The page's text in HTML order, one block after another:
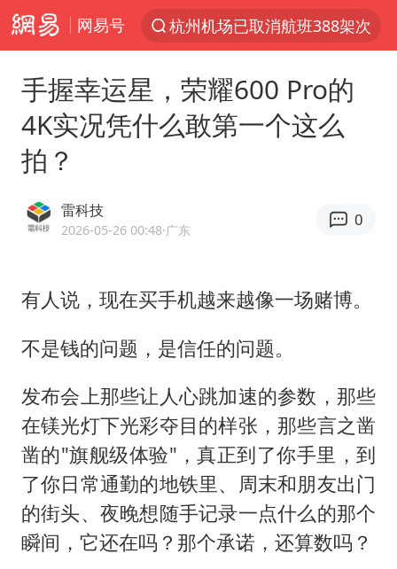
网易号
上半年我国经营主体结构持续优化
《披荆斩棘2026》阵容官宣
白海豚北上或致京津冀暴雨
王艺迪无缘横滨赛决赛
2025年小学教师减少13.19万
韩军前线部队连曝丑闻
上海大部迎大暴雨
《龙餐馆》 冲奖
武契奇会见泽连斯基有何意图
手握幸运星，荣耀600 Pro的
4K实况凭什么敢第一个这么
拍？
雷科技
2026-05-26 00:48·广东
0
有人说，现在买手机越来越像一场赌博。
不是钱的问题，是信任的问题。
发布会上那些让人心跳加速的参数，那些
在镁光灯下光彩夺目的样张，那些言之凿
凿的"旗舰级体验"，真正到了你手里，到
了你日常通勤的地铁里、周末和朋友出门
的街头、夜晚想随手记录一点什么的那个
瞬间，它还在吗？那个承诺，还算数吗？